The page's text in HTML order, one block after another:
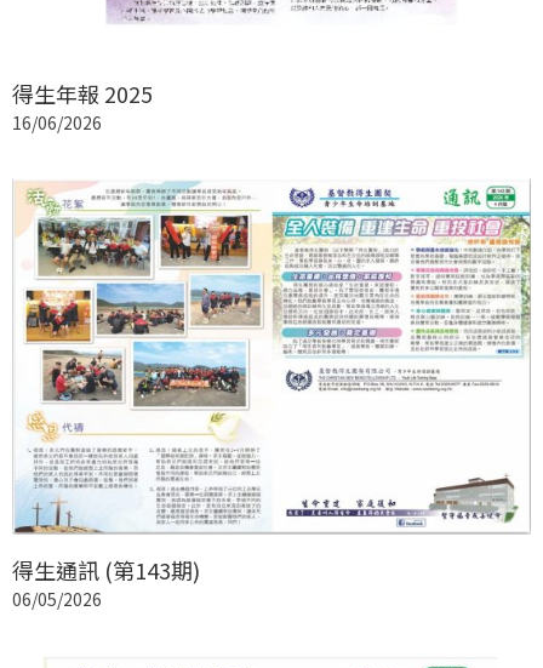
得生年報 2025
16/06/2026
得生通訊 (第143期)
06/05/2026